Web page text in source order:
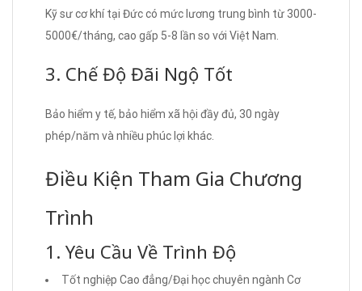
Kỹ sư cơ khí tại Đức có mức lương trung bình từ 3000-
5000€/tháng, cao gấp 5-8 lần so với Việt Nam.
3. Chế Độ Đãi Ngộ Tốt
Bảo hiểm y tế, bảo hiểm xã hội đầy đủ, 30 ngày
phép/năm và nhiều phúc lợi khác.
Điều Kiện Tham Gia Chương
Trình
1. Yêu Cầu Về Trình Độ
Tốt nghiệp Cao đẳng/Đại học chuyên ngành Cơ